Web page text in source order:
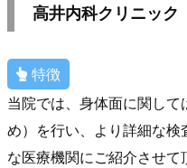
高井内科クリニック
特徴
当院では、身体面に関し
め）を行い、より詳細な
な医療機関にご紹介させて